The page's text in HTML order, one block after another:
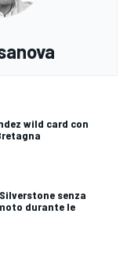
wild card con
senza
durante le